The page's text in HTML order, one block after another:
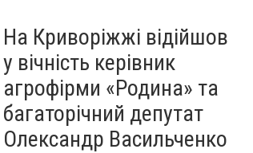
На Криворіжжі відійшов
у вічність керівник
агрофірми «Родина» та
багаторічний депутат
Олександр Васильченко